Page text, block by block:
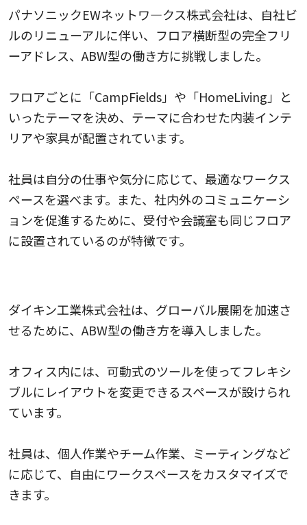
パナソニックEWネットワ―クス株式会社は、自社ビ
ルのリニューアルに伴い、フロア横断型の完全フリ
ーアドレス、ABW型の働き方に挑戦しました。
フロアごとに「CampFields」や「HomeLiving」と
いったテーマを決め、テーマに合わせた内装インテ
リアや家具が配置されています。
社員は自分の仕事や気分に応じて、最適なワークス
ペースを選べます。また、社内外のコミュニケーシ
ョンを促進するために、受付や会議室も同じフロア
に設置されているのが特徴です。
ダイキン工業株式会社は、グローバル展開を加速さ
せるために、ABW型の働き方を導入しました。
オフィス内には、可動式のツールを使ってフレキシ
ブルにレイアウトを変更できるスペースが設けられ
ています。
社員は、個人作業やチーム作業、ミーティングなど
に応じて、自由にワークスペースをカスタマイズで
きます。